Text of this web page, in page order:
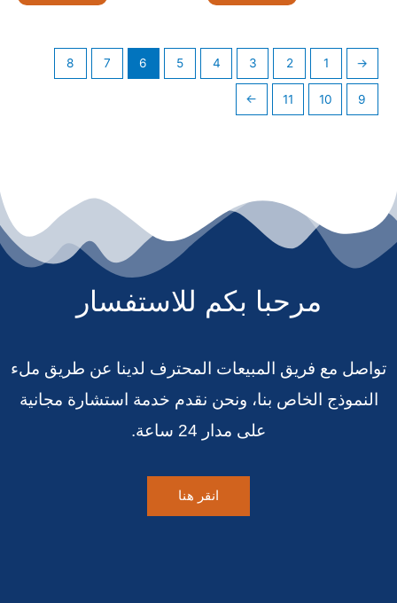
←
1
2
3
4
5
6
7
8
9
10
11
→
مرحبا بكم للاستفسار
تواصل مع فريق المبيعات المحترف لدينا عن طريق ملء
النموذج الخاص بنا، ونحن نقدم خدمة استشارة مجانية
على مدار 24 ساعة.
انقر هنا